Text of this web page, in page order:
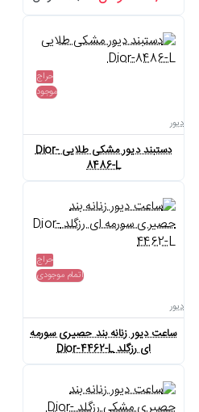
حراج
موجود
دیور
دستبند دیور مشکی طلایی Dior-
8486-L
حراج
اتمام موجودی
دیور
ساعت دیور زنانه بند حصیری سورمه
ای رزگلد Dior-4462-L